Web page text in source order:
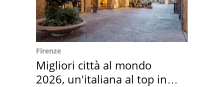
Firenze
Migliori città al mondo
2026, un'italiana al top in